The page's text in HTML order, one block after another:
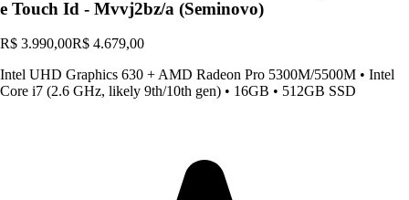
e Touch Id - Mvvj2bz/a (Seminovo)
R$ 3.990,00R$ 4.679,00
Intel UHD Graphics 630 + AMD Radeon Pro 5300M/5500M • Intel
Core i7 (2.6 GHz, likely 9th/10th gen) • 16GB • 512GB SSD